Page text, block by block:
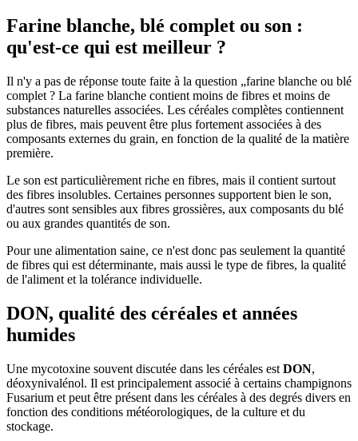
Farine blanche, blé complet ou son :
qu'est-ce qui est meilleur ?
Il n'y a pas de réponse toute faite à la question „farine blanche ou blé
complet ? La farine blanche contient moins de fibres et moins de
substances naturelles associées. Les céréales complètes contiennent
plus de fibres, mais peuvent être plus fortement associées à des
composants externes du grain, en fonction de la qualité de la matière
première.
Le son est particulièrement riche en fibres, mais il contient surtout
des fibres insolubles. Certaines personnes supportent bien le son,
d'autres sont sensibles aux fibres grossières, aux composants du blé
ou aux grandes quantités de son.
Pour une alimentation saine, ce n'est donc pas seulement la quantité
de fibres qui est déterminante, mais aussi le type de fibres, la qualité
de l'aliment et la tolérance individuelle.
DON, qualité des céréales et années
humides
Une mycotoxine souvent discutée dans les céréales est DON,
déoxynivalénol. Il est principalement associé à certains champignons
Fusarium et peut être présent dans les céréales à des degrés divers en
fonction des conditions météorologiques, de la culture et du
stockage.